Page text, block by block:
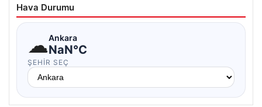
Hava Durumu
☁Ankara
NaN°C
ŞEHIR SEÇ